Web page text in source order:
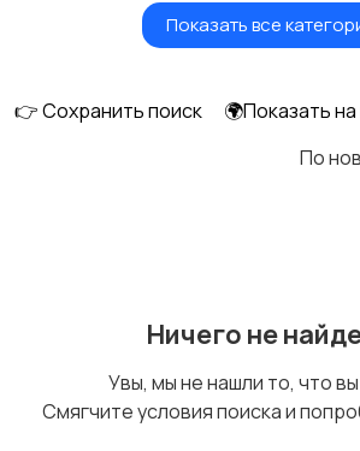
Земельные участкиПоказать все
👉 Сохранить поиск
🌍Показать
По
Ничего не
Увы, мы не нашли то, что
Смягчите условия поиска и